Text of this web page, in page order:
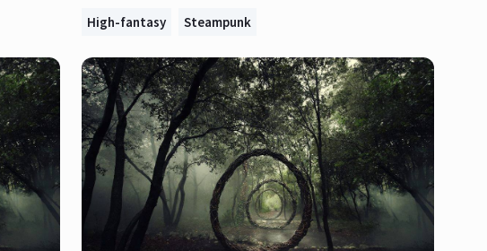
High-fantasy
Steampunk